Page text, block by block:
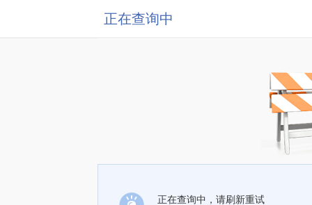
正在查询中
正在查询中，请刷新重试